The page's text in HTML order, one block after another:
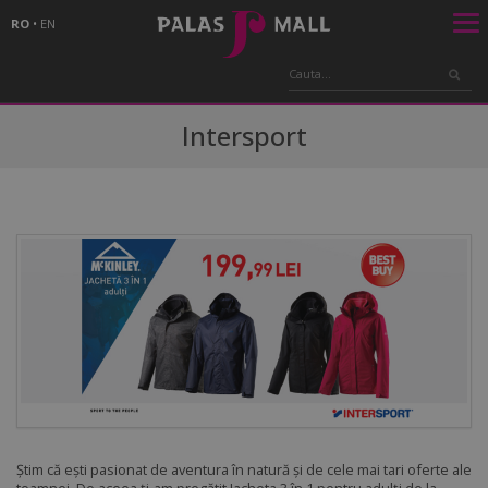
RO • EN
Intersport
Știm că ești pasionat de aventura în natură și de cele mai tari oferte ale